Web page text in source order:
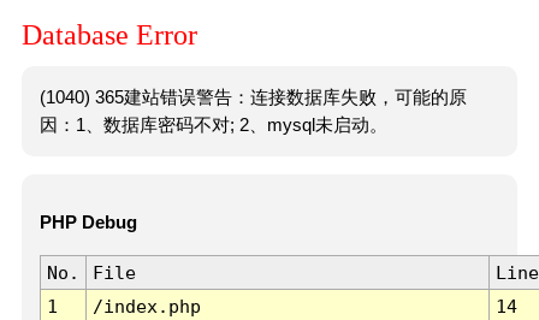
Database Error
(1040) 365建站错误警告：连接数据库失败，可能的原
因：1、数据库密码不对; 2、mysql未启动。
PHP Debug
No. File
Line
1
/index.php 14